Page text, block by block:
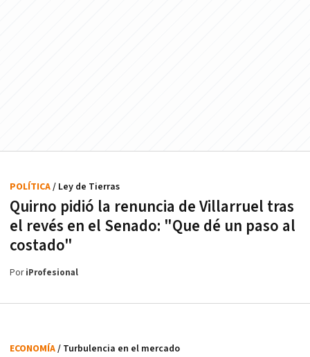
Quirno pidió la renuncia de Villarruel tras
el revés en el Senado: "Que dé un paso al
costado"
POLÍTICA/ Ley de Tierras
PoriProfesional
ECONOMÍA/ Turbulencia en el mercado